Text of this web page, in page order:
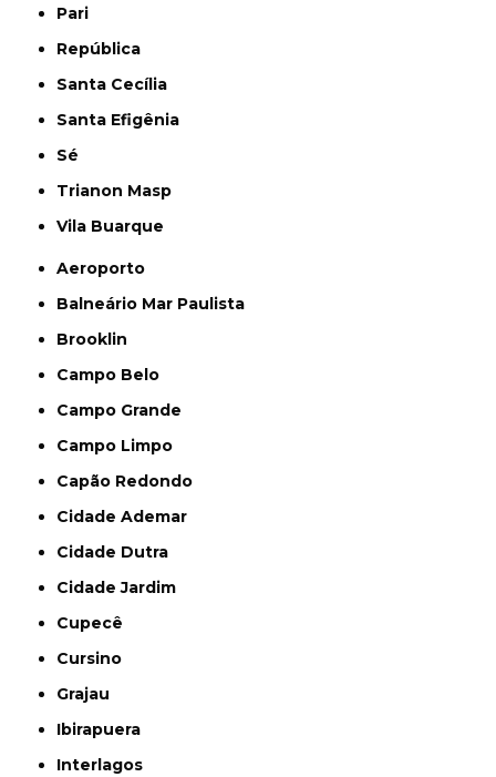
Pari
República
Santa Cecília
Santa Efigênia
Sé
Trianon Masp
Vila Buarque
Aeroporto
Balneário Mar Paulista
Brooklin
Campo Belo
Campo Grande
Campo Limpo
Capão Redondo
Cidade Ademar
Cidade Dutra
Cidade Jardim
Cupecê
Cursino
Grajau
Ibirapuera
Interlagos